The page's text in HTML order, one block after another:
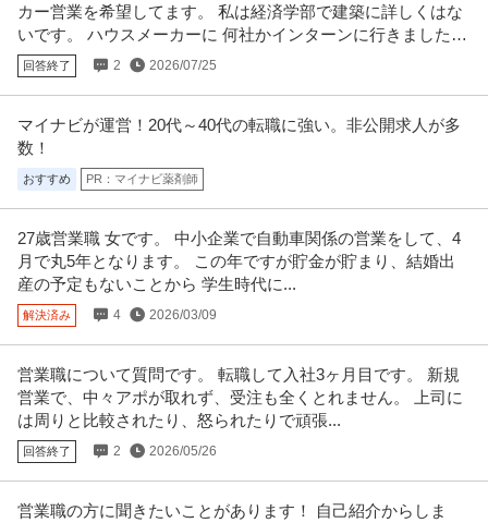
カー営業を希望してます。 私は経済学部で建築に詳しくはな
いです。 ハウスメーカーに 何社かインターンに行きました
が，
回答終了 2 2026/07/25
マイナビが運営！20代～40代の転職に強い。非公開求人が多
数！
おすすめ PR：マイナビ薬剤師
27歳営業職 女です。 中小企業で自動車関係の営業をして、4
月で丸5年となります。 この年ですが貯金が貯まり、結婚出
産の予定もないことから 学生時代に...
解決済み 4 2026/03/09
営業職について質問です。 転職して入社3ヶ月目です。 新規
営業で、中々アポが取れず、受注も全くとれません。 上司に
は周りと比較されたり、怒られたりで頑張...
回答終了 2 2026/05/26
営業職の方に聞きたいことがあります！ 自己紹介からしま